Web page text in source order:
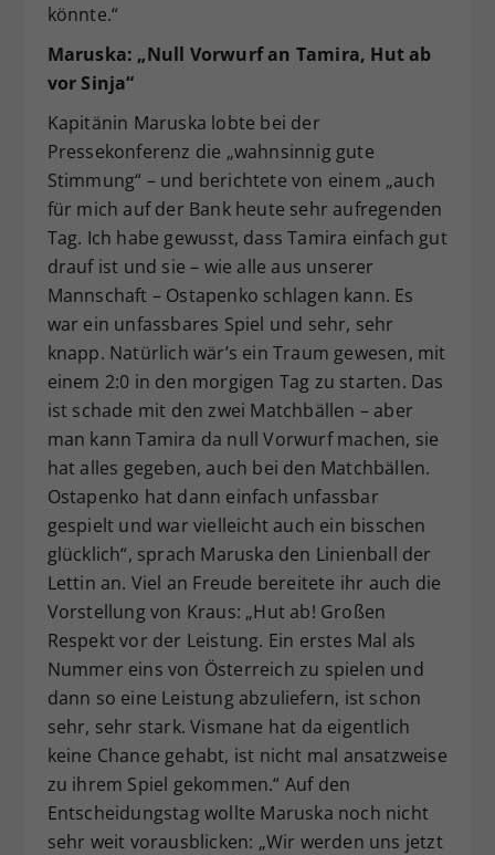
könnte.“
Maruska: „Null Vorwurf an Tamira, Hut ab
vor Sinja“
Kapitänin Maruska lobte bei der
Pressekonferenz die „wahnsinnig gute
Stimmung“ – und berichtete von einem „auch
für mich auf der Bank heute sehr aufregenden
Tag. Ich habe gewusst, dass Tamira einfach gut
drauf ist und sie – wie alle aus unserer
Mannschaft – Ostapenko schlagen kann. Es
war ein unfassbares Spiel und sehr, sehr
knapp. Natürlich wär’s ein Traum gewesen, mit
einem 2:0 in den morgigen Tag zu starten. Das
ist schade mit den zwei Matchbällen – aber
man kann Tamira da null Vorwurf machen, sie
hat alles gegeben, auch bei den Matchbällen.
Ostapenko hat dann einfach unfassbar
gespielt und war vielleicht auch ein bisschen
glücklich“, sprach Maruska den Linienball der
Lettin an. Viel an Freude bereitete ihr auch die
Vorstellung von Kraus: „Hut ab! Großen
Respekt vor der Leistung. Ein erstes Mal als
Nummer eins von Österreich zu spielen und
dann so eine Leistung abzuliefern, ist schon
sehr, sehr stark. Vismane hat da eigentlich
keine Chance gehabt, ist nicht mal ansatzweise
zu ihrem Spiel gekommen.“ Auf den
Entscheidungstag wollte Maruska noch nicht
sehr weit vorausblicken: „Wir werden uns jetzt